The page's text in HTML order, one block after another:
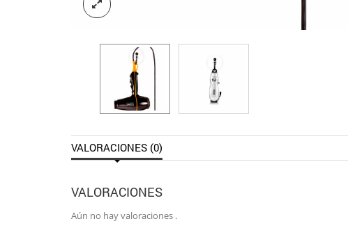
VALORACIONES (0)
VALORACIONES
Aún no hay valoraciones .